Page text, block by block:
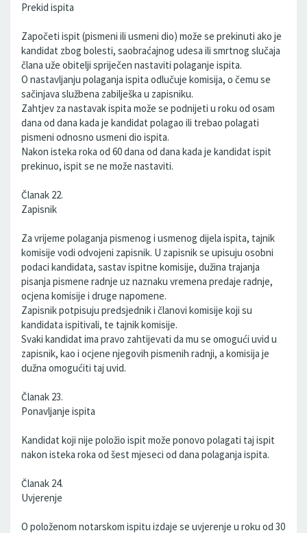
Prekid ispita
Započeti ispit (pismeni ili usmeni dio) može se prekinuti ako je
kandidat zbog bolesti, saobraćajnog udesa ili smrtnog slučaja
člana uže obitelji spriječen nastaviti polaganje ispita.
O nastavljanju polaganja ispita odlučuje komisija, o čemu se
sačinjava službena zabilješka u zapisniku.
Zahtjev za nastavak ispita može se podnijeti u roku od osam
dana od dana kada je kandidat polagao ili trebao polagati
pismeni odnosno usmeni dio ispita.
Nakon isteka roka od 60 dana od dana kada je kandidat ispit
prekinuo, ispit se ne može nastaviti.
Članak 22.
Zapisnik
Za vrijeme polaganja pismenog i usmenog dijela ispita, tajnik
komisije vodi odvojeni zapisnik. U zapisnik se upisuju osobni
podaci kandidata, sastav ispitne komisije, dužina trajanja
pisanja pismene radnje uz naznaku vremena predaje radnje,
ocjena komisije i druge napomene.
Zapisnik potpisuju predsjednik i članovi komisije koji su
kandidata ispitivali, te tajnik komisije.
Svaki kandidat ima pravo zahtijevati da mu se omogući uvid u
zapisnik, kao i ocjene njegovih pismenih radnji, a komisija je
dužna omogućiti taj uvid.
Članak 23.
Ponavljanje ispita
Kandidat koji nije položio ispit može ponovo polagati taj ispit
nakon isteka roka od šest mjeseci od dana polaganja ispita.
Članak 24.
Uvjerenje
O položenom notarskom ispitu izdaje se uvjerenje u roku od 30